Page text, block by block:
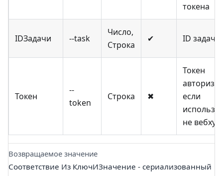
токена
IDЗадачи --task
Число,
Строка
✔ ID задачи
Токен
--
token
Строка ✖
Токен
если
не вебхук
Возвращаемое значение
Соответствие Из КлючИЗначение - сериализованный